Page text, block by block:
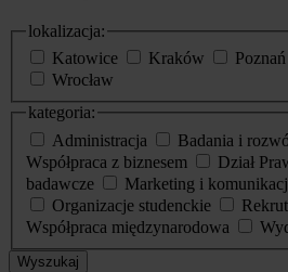
lokalizacja:
Katowice
Kraków Poznań
Wrocław
kategoria:
Administracja
Badania i
Współpraca z biznesem
Dział
badawcze
Marketing i
Organizacje studenckie
Współpraca międzynarodowa
Wyszukaj